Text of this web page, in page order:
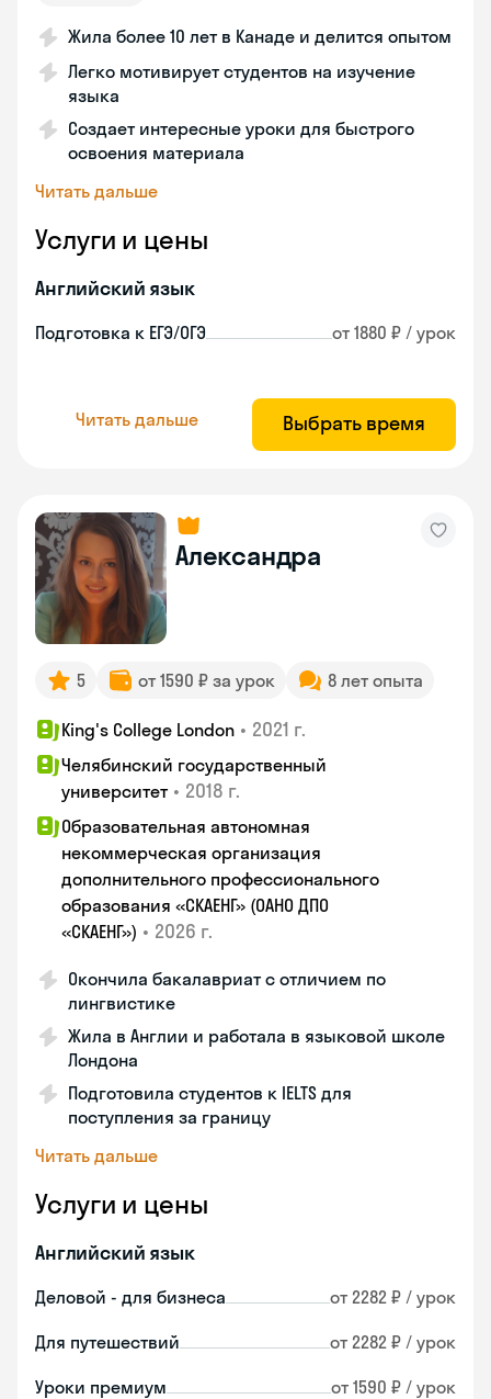
Жила более 10 лет в Канаде и делится опытом
Легко мотивирует студентов на изучение
языка
Создает интересные уроки для быстрого
освоения материала
Читать дальше
Услуги и цены
Английский язык
Подготовка к ЕГЭ/ОГЭ от 1880 ₽ / урок
Читать дальше Выбрать время
Александра
5 от 1590 ₽ за урок 8 лет опыта
King's College London • 2021 г.
Челябинский государственный
университет • 2018 г.
Образовательная автономная
некоммерческая организация
дополнительного профессионального
образования «СКАЕНГ» (ОАНО ДПО
«СКАЕНГ») • 2026 г.
Окончила бакалавриат с отличием по
лингвистике
Жила в Англии и работала в языковой школе
Лондона
Подготовила студентов к IELTS для
поступления за границу
Читать дальше
Услуги и цены
Английский язык
Деловой - для бизнеса от 2282 ₽ / урок
Для путешествий от 2282 ₽ / урок
Уроки премиум от 1590 ₽ / урок